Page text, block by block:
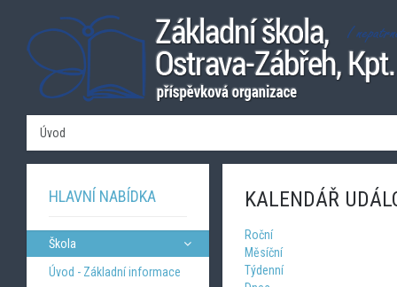
Úvod
KALENDÁŘ
Roční
Měsíční
Týdenní
HLAVNÍ NABÍDKA
Škola
Úvod - Základní informace